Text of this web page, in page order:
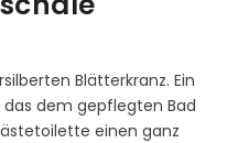
Blätterkranz. Ein
dem gepflegten Bad
einen ganz